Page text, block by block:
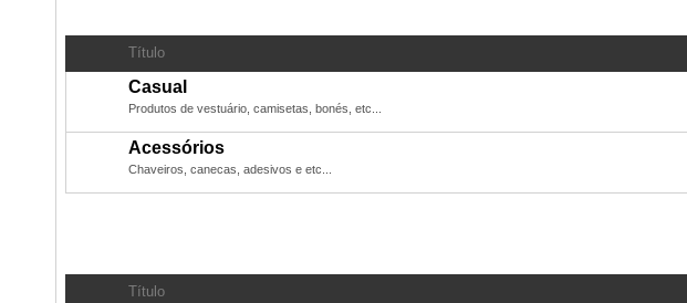
Título
Casual
Produtos de vestuário, camisetas, bonés, etc...
Acessórios
Chaveiros, canecas, adesivos e etc...
Título